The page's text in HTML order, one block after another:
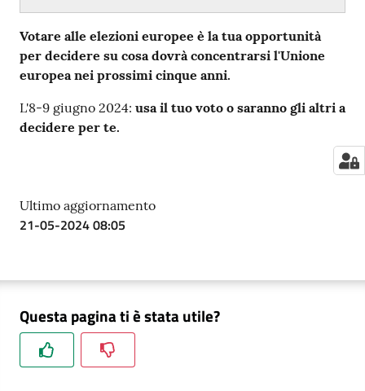
Votare alle elezioni europee è la tua opportunità
per decidere su cosa dovrà concentrarsi l'Unione
europea nei prossimi cinque anni.
L'8-9 giugno 2024: usa il tuo voto o saranno gli altri a
decidere per te.
Ultimo aggiornamento
21-05-2024 08:05
Questa pagina ti è stata utile?